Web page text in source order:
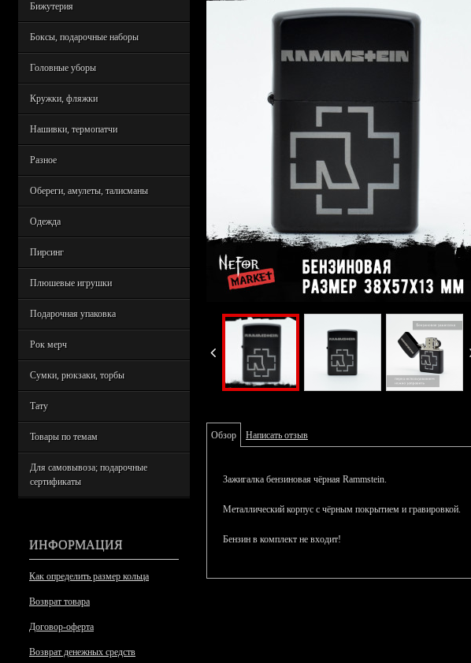
Бижутерия
Боксы, подарочные наборы
Головные уборы
Кружки, фляжки
Нашивки, термопатчи
Разное
Обереги, амулеты, талисманы
Одежда
Пирсинг
Плюшевые игрушки
Подарочная упаковка
Рок мерч
Сумки, рюкзаки, торбы
Тату
Товары по темам
Для самовывоза; подарочные
сертификаты
ИНФОРМАЦИЯ
Как определить размер кольца
Возврат товара
Договор-оферта
Возврат денежных средств
Обзор Написать отзыв
Зажигалка бензиновая чёрная Rammstein.
Металлический корпус с чёрным покрытием и гравировкой.
Бензин в комплект не входит!